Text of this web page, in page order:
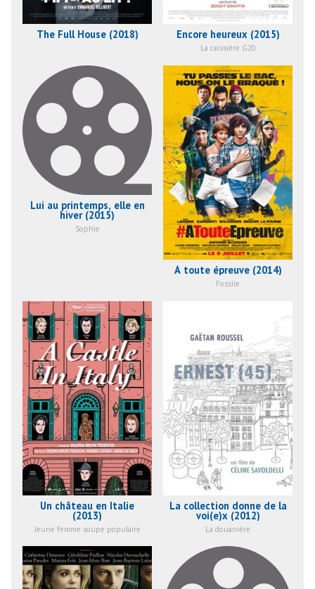
The Full House (2018) Encore heureux (2015)
La caissière G20
Lui au printemps, elle en
hiver (2015)
Sophie
À toute épreuve (2014)
Fossile
Un château en Italie
(2013)
Jeune femme soupe populaire
La collection donne de la
voi(e)x (2012)
La douanière